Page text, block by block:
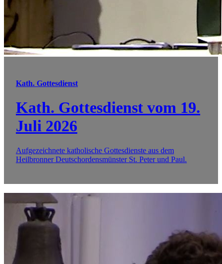
Kath. Gottesdienst
Kath. Gottesdienst vom 19.
Juli 2026
Aufgezeichnete katholische Gottesdienste aus dem
Heilbronner Deutschordensmünster St. Peter und Paul.